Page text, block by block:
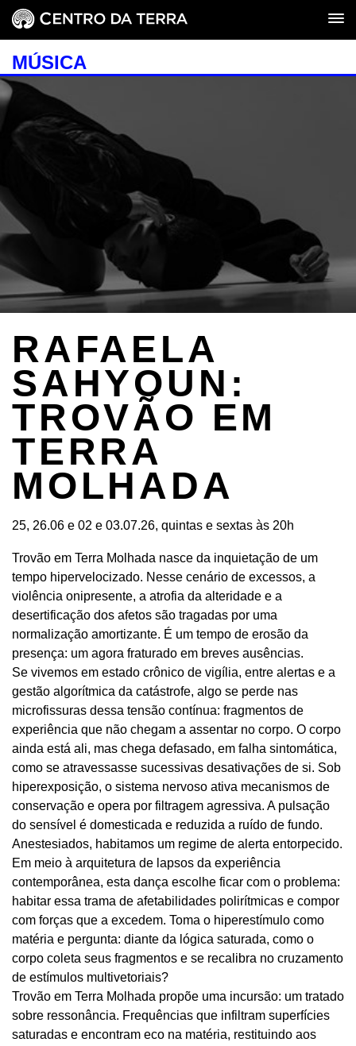
MÚSICA
RAFAELA
SAHYOUN:
TROVÃO EM
TERRA
MOLHADA
25, 26.06 e 02 e 03.07.26, quintas e sextas às 20h
Trovão em Terra Molhada nasce da inquietação de um
tempo hipervelocizado. Nesse cenário de excessos, a
violência onipresente, a atrofia da alteridade e a
desertificação dos afetos são tragadas por uma
normalização amortizante. É um tempo de erosão da
presença: um agora fraturado em breves ausências.
Se vivemos em estado crônico de vigília, entre alertas e a
gestão algorítmica da catástrofe, algo se perde nas
microfissuras dessa tensão contínua: fragmentos de
experiência que não chegam a assentar no corpo. O corpo
ainda está ali, mas chega defasado, em falha sintomática,
como se atravessasse sucessivas desativações de si. Sob
hiperexposição, o sistema nervoso ativa mecanismos de
conservação e opera por filtragem agressiva. A pulsação
do sensível é domesticada e reduzida a ruído de fundo.
Anestesiados, habitamos um regime de alerta entorpecido.
Em meio à arquitetura de lapsos da experiência
contemporânea, esta dança escolhe ficar com o problema:
habitar essa trama de afetabilidades polirítmicas e compor
com forças que a excedem. Toma o hiperestímulo como
matéria e pergunta: diante da lógica saturada, como o
corpo coleta seus fragmentos e se recalibra no cruzamento
de estímulos multivetoriais?
Trovão em Terra Molhada propõe uma incursão: um tratado
sobre ressonância. Frequências que infiltram superfícies
saturadas e encontram eco na matéria, restituindo aos